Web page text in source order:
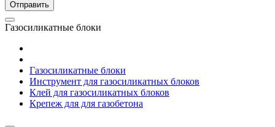
Газосиликатные блоки
Газосиликатные блоки
Инструмент для газосиликатных блоков
Клей для газосиликатных блоков
Крепеж для для газобетона